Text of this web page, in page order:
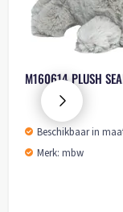
M160614 PLUSH
Beschikbaar in
Merk: mbw